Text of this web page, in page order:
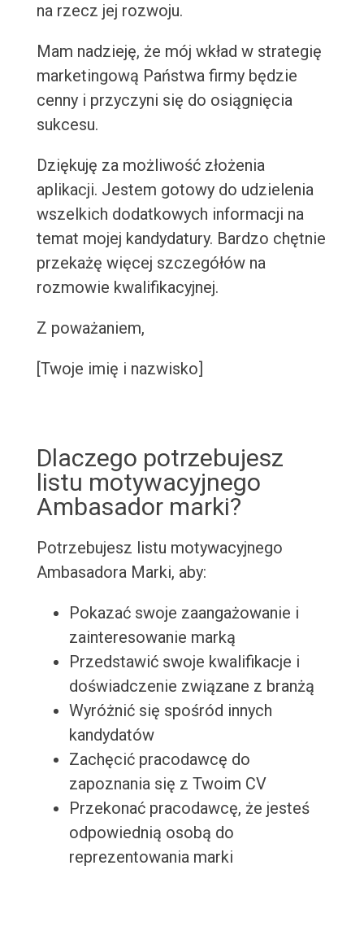
na rzecz jej rozwoju.
Mam nadzieję, że mój wkład w strategię
marketingową Państwa firmy będzie
cenny i przyczyni się do osiągnięcia
sukcesu.
Dziękuję za możliwość złożenia
aplikacji. Jestem gotowy do udzielenia
wszelkich dodatkowych informacji na
temat mojej kandydatury. Bardzo chętnie
przekażę więcej szczegółów na
rozmowie kwalifikacyjnej.
Z poważaniem,
[Twoje imię i nazwisko]
Dlaczego potrzebujesz
listu motywacyjnego
Ambasador marki?
Potrzebujesz listu motywacyjnego
Ambasadora Marki, aby:
Pokazać swoje zaangażowanie i
zainteresowanie marką
Przedstawić swoje kwalifikacje i
doświadczenie związane z branżą
Wyróżnić się spośród innych
kandydatów
Zachęcić pracodawcę do
zapoznania się z Twoim CV
Przekonać pracodawcę, że jesteś
odpowiednią osobą do
reprezentowania marki